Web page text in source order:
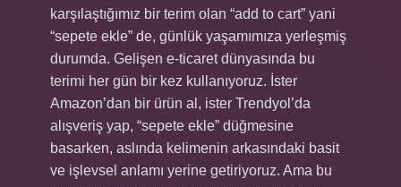
karşılaştığımız bir terim olan “add to cart” yani
“sepete ekle” de, günlük yaşamımıza yerleşmiş
durumda. Gelişen e-ticaret dünyasında bu
terimi her gün bir kez kullanıyoruz. İster
Amazon’dan bir ürün al, ister Trendyol’da
alışveriş yap, “sepete ekle” düğmesine
basarken, aslında kelimenin arkasındaki basit
ve işlevsel anlamı yerine getiriyoruz. Ama bu